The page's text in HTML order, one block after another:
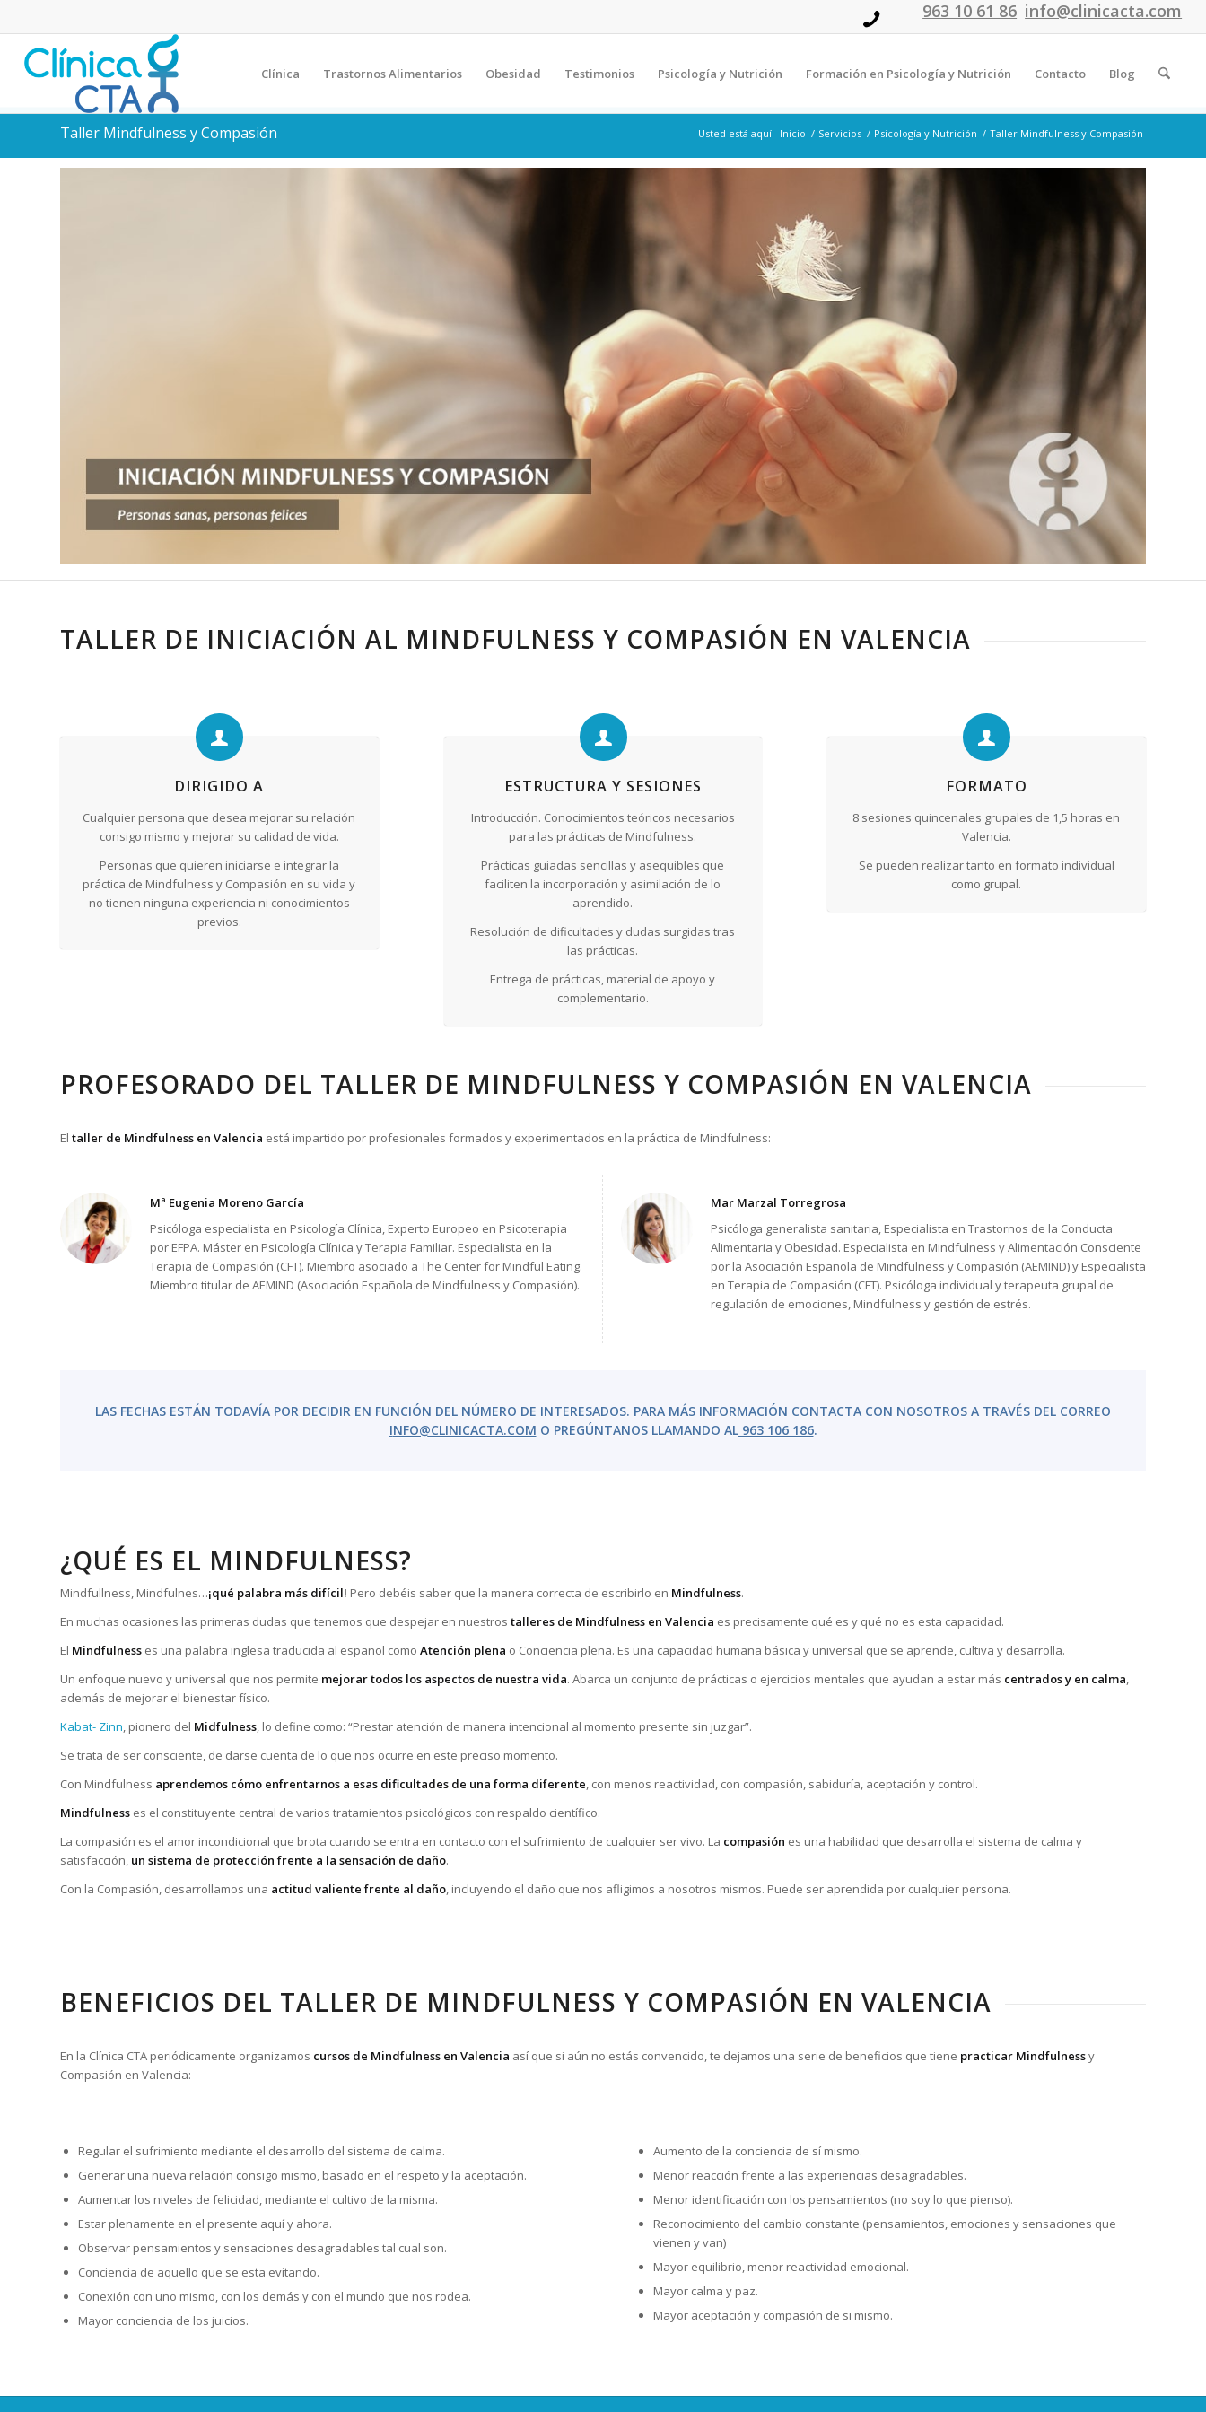
963 10 61 86 info@clinicacta.com
Clínica Trastornos Alimentarios Obesidad Testimonios Psicología y Nutrición Formación en Psicología y Nutrición Contacto Blog
Taller Mindfulness y Compasión Usted está aquí: Inicio / Servicios / Psicología y Nutrición / Taller Mindfulness y Compasión
TALLER DE INICIACIÓN AL MINDFULNESS Y COMPASIÓN EN VALENCIA
DIRIGIDO A
Cualquier persona que desea mejorar su relación
consigo mismo y mejorar su calidad de vida.
Personas que quieren iniciarse e integrar la
práctica de Mindfulness y Compasión en su vida y
no tienen ninguna experiencia ni conocimientos
previos.
ESTRUCTURA Y SESIONES
Introducción. Conocimientos teóricos necesarios
para las prácticas de Mindfulness.
Prácticas guiadas sencillas y asequibles que
faciliten la incorporación y asimilación de lo
aprendido.
Resolución de dificultades y dudas surgidas tras
las prácticas.
Entrega de prácticas, material de apoyo y
complementario.
FORMATO
8 sesiones quincenales grupales de 1,5 horas en
Valencia.
Se pueden realizar tanto en formato individual
como grupal.
PROFESORADO DEL TALLER DE MINDFULNESS Y COMPASIÓN EN VALENCIA
El taller de Mindfulness en Valencia está impartido por profesionales formados y experimentados en la práctica de Mindfulness:
Mª Eugenia Moreno García
Psicóloga especialista en Psicología Clínica, Experto Europeo en Psicoterapia
por EFPA. Máster en Psicología Clínica y Terapia Familiar. Especialista en la
Terapia de Compasión (CFT). Miembro asociado a The Center for Mindful Eating.
Miembro titular de AEMIND (Asociación Española de Mindfulness y Compasión).
Mar Marzal Torregrosa
Psicóloga generalista sanitaria, Especialista en Trastornos de la Conducta
Alimentaria y Obesidad. Especialista en Mindfulness y Alimentación Consciente
por la Asociación Española de Mindfulness y Compasión (AEMIND) y Especialista
en Terapia de Compasión (CFT). Psicóloga individual y terapeuta grupal de
regulación de emociones, Mindfulness y gestión de estrés.
LAS FECHAS ESTÁN TODAVÍA POR DECIDIR EN FUNCIÓN DEL NÚMERO DE INTERESADOS. PARA MÁS INFORMACIÓN CONTACTA CON NOSOTROS A TRAVÉS DEL CORREO
INFO@CLINICACTA.COM O PREGÚNTANOS LLAMANDO AL963 106 186.
¿QUÉ ES EL MINDFULNESS?
Mindfullness, Mindfulnes…¡qué palabra más difícil! Pero debéis saber que la manera correcta de escribirlo en Mindfulness.
En muchas ocasiones las primeras dudas que tenemos que despejar en nuestros talleres de Mindfulness en Valencia es precisamente qué es y qué no es esta capacidad.
El Mindfulness es una palabra inglesa traducida al español como Atención plena o Conciencia plena. Es una capacidad humana básica y universal que se aprende, cultiva y desarrolla.
Un enfoque nuevo y universal que nos permite mejorar todos los aspectos de nuestra vida. Abarca un conjunto de prácticas o ejercicios mentales que ayudan a estar más centrados y en calma,
además de mejorar el bienestar físico.
Kabat- Zinn, pionero del Midfulness, lo define como: “Prestar atención de manera intencional al momento presente sin juzgar”.
Se trata de ser consciente, de darse cuenta de lo que nos ocurre en este preciso momento.
Con Mindfulness aprendemos cómo enfrentarnos a esas dificultades de una forma diferente, con menos reactividad, con compasión, sabiduría, aceptación y control.
Mindfulness es el constituyente central de varios tratamientos psicológicos con respaldo científico.
La compasión es el amor incondicional que brota cuando se entra en contacto con el sufrimiento de cualquier ser vivo. La compasión es una habilidad que desarrolla el sistema de calma y
satisfacción, un sistema de protección frente a la sensación de daño.
Con la Compasión, desarrollamos una actitud valiente frente al daño, incluyendo el daño que nos afligimos a nosotros mismos. Puede ser aprendida por cualquier persona.
BENEFICIOS DEL TALLER DE MINDFULNESS Y COMPASIÓN EN VALENCIA
En la Clínica CTA periódicamente organizamos cursos de Mindfulness en Valencia así que si aún no estás convencido, te dejamos una serie de beneficios que tiene practicar Mindfulnessy
Compasión en Valencia:
Regular el sufrimiento mediante el desarrollo del sistema de calma.
Generar una nueva relación consigo mismo, basado en el respeto y la aceptación.
Aumentar los niveles de felicidad, mediante el cultivo de la misma.
Estar plenamente en el presente aquí y ahora.
Observar pensamientos y sensaciones desagradables tal cual son.
Conciencia de aquello que se esta evitando.
Conexión con uno mismo, con los demás y con el mundo que nos rodea.
Mayor conciencia de los juicios.
Aumento de la conciencia de sí mismo.
Menor reacción frente a las experiencias desagradables.
Menor identificación con los pensamientos (no soy lo que pienso).
Reconocimiento del cambio constante (pensamientos, emociones y sensaciones que
vienen y van)
Mayor equilibrio, menor reactividad emocional.
Mayor calma y paz.
Mayor aceptación y compasión de si mismo.